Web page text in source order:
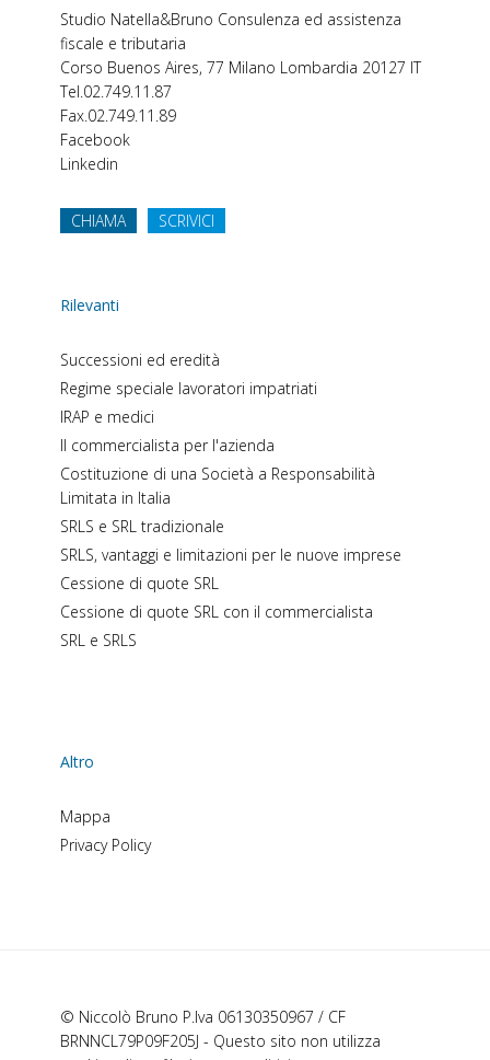
Studio Natella&Bruno Consulenza ed assistenza
fiscale e tributaria
Corso Buenos Aires, 77 Milano Lombardia 20127 IT
Tel.02.749.11.87
Fax.02.749.11.89
Facebook
Linkedin
CHIAMA SCRIVICI
Rilevanti
Successioni ed eredità
Regime speciale lavoratori impatriati
IRAP e medici
Il commercialista per l'azienda
Costituzione di una Società a Responsabilità
Limitata in Italia
SRLS e SRL tradizionale
SRLS, vantaggi e limitazioni per le nuove imprese
Cessione di quote SRL
Cessione di quote SRL con il commercialista
SRL e SRLS
Altro
Mappa
Privacy Policy
© Niccolò Bruno P.Iva 06130350967 / CF
BRNNCL79P09F205J - Questo sito non utilizza